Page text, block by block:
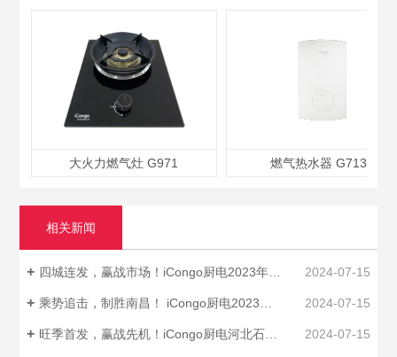
大火力燃气灶 G971 燃气热水器 G713
相关新闻
四城连发，赢战市场！iCongo厨电2023年四川区域品牌启动招商会圆满落幕！ 2024-07-15
乘势追击，制胜南昌！ iCongo厨电2023年南昌区域小型招商会圆满召开！ 2024-07-15
旺季首发，赢战先机！iCongo厨电河北石家庄招商峰会胜利召开！ 2024-07-15